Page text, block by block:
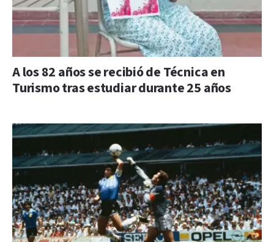
A los 82 años se recibió de Técnica en
Turismo tras estudiar durante 25 años